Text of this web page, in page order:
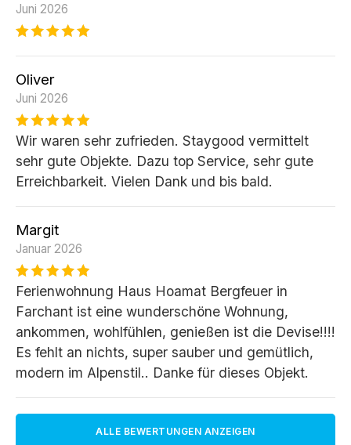
Juni 2026
Oliver
Juni 2026
Wir waren sehr zufrieden. Staygood vermittelt
sehr gute Objekte. Dazu top Service, sehr gute
Erreichbarkeit. Vielen Dank und bis bald.
Margit
Januar 2026
Ferienwohnung Haus Hoamat Bergfeuer in
Farchant ist eine wunderschöne Wohnung,
ankommen, wohlfühlen, genießen ist die Devise!!!!
Es fehlt an nichts, super sauber und gemütlich,
modern im Alpenstil.. Danke für dieses Objekt.
ALLE BEWERTUNGEN ANZEIGEN